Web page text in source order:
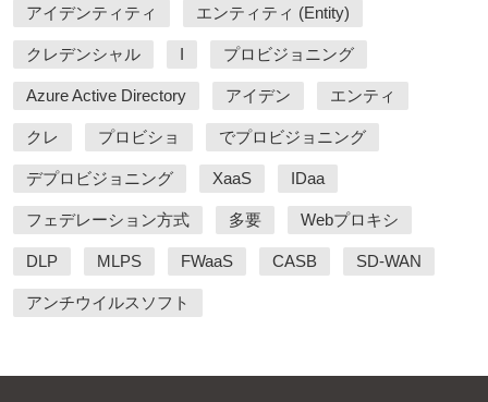
アイデンティティ エンティティ (Entity)
クレデンシャル I プロビジョニング
Azure Active Directory アイデン エンティ
クレ プロビショ でプロビジョニング
デプロビジョニング XaaS IDaa
フェデレーション方式 多要 Webプロキシ
DLP MLPS FWaaS CASB SD-WAN
アンチウイルスソフト